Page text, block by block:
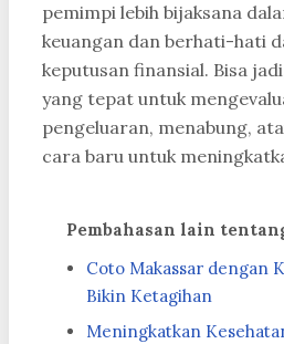
pemimpi lebih bijaksana
keuangan dan berhati-hati
keputusan finansial. Bisa
yang tepat untuk
pengeluaran, menabung,
cara baru untuk
Pembahasan lain
Coto Makassar dengan
Bikin Ketagihan
Meningkatkan